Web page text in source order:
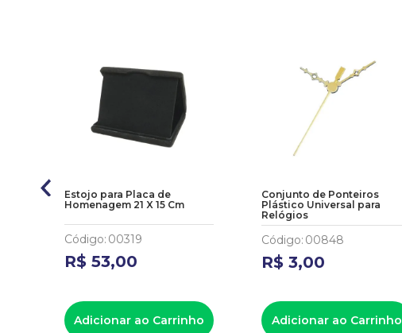
Estojo para Placa de
Homenagem 21 X 15 Cm
Código: 00319
R$ 53,00
Adicionar ao Carrinho
Conjunto de Ponteiros
Plástico Universal para
Relógios
Código: 00848
R$ 3,00
Adicionar ao Carrinho